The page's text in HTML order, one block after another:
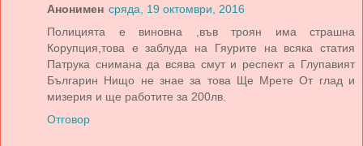
Анонимен сряда, 19 октомври, 2016
Полицията е виновна ,във троян има страшна
Корупция,това е заблуда на Гяурите на всяка статия
Патрука снимана да всява смут и респект а Глупавият
Българин Нищо не знае за това Ще Мрете От глад и
мизерия и ще работите за 200лв.
Отговор